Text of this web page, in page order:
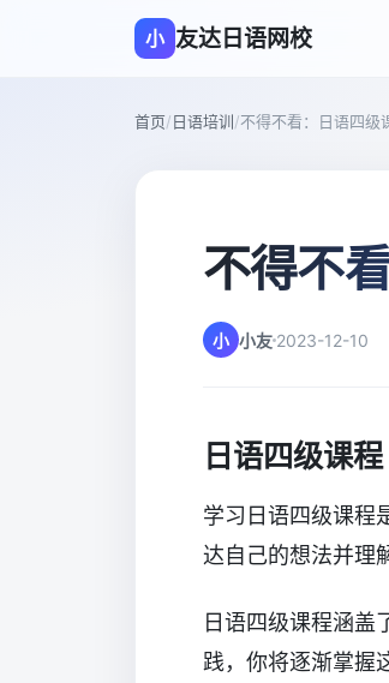
小 友达日语网校
首页/日语培训/不得不看：日语四级
不得不
小 小友 2023-12-10
日语四级课程
学习日语四级课程
达自己的想法并理
日语四级课程涵盖
践，你将逐渐掌握